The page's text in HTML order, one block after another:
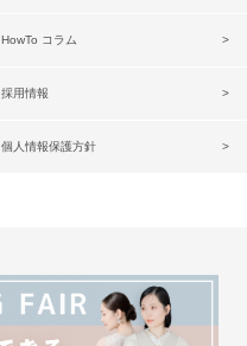
HowTo コラム
採用情報
個人情報保護方針